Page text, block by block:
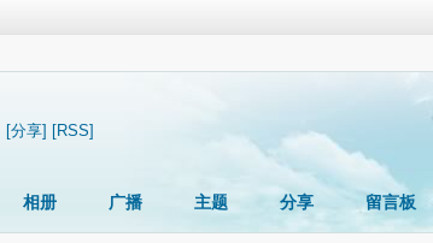
[分享] [RSS]
相册 广播 主题 分享 留言板